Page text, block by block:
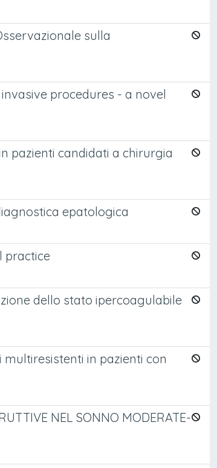
sulla
procedures - a novel
pazienti candidati a chirurgia
epatologica
practice
dello stato ipercoagulabile
in pazienti con
NEL SONNO MODERATE-